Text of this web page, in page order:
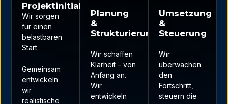
Projektinitialisierung
Wir sorgen
für einen
belastbaren
Start.
Gemeinsam
entwickeln
wir
realistische
Planung
&
Strukturierung
Wir schaffen
Klarheit – von
Anfang an.
Wir
entwickeln
Umsetzung
&
Steuerung
Wir
überwachen
den
Fortschritt,
steuern die